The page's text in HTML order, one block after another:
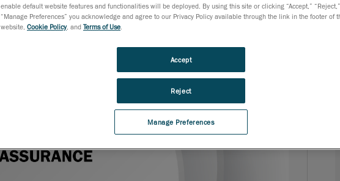
enable default website features and functionalities will be deployed. By using this site or clicking “Accept,”
“Manage Preferences” you acknowledge and agree to our Privacy Policy available through the link in the footer of
website, Cookie Policy, and Terms of Use
Manage Preferences
Reject
Accept